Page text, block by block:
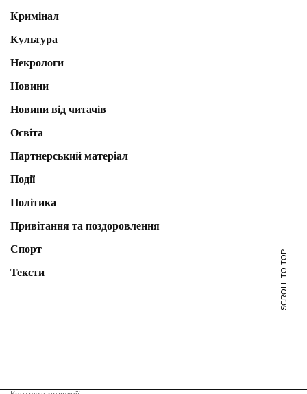
Кримінал
Культура
Некрологи
Новини
Новини від читачів
Освіта
Партнерський матеріал
Події
Політика
Привітання та поздоровлення
Спорт
Тексти
SCROLL TO TOP